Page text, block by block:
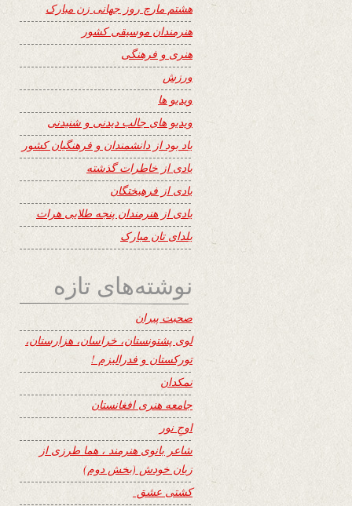
هشتم مارچ روز جهانی زن مبارک
هنرمندان موسیقی کشور
هنری و فرهنگی
ورزش
ویدیو ها
ویدیو های جالب دیدنی و شنیدنی
یاد بود از دانشمندان و فرهنگیان کشور
یادی از خاطرات گذشته
یادی از فرهیختگان
یادی از هنرمندان پنجه طلایی هرات
یلدای تان مبارک
نوشته‌های تازه
صحبت پیران
لوی پشتونستان، خراسان، هزارستان،
تورکستان و فدرالیزم !
نمکدان
جامعه هنری افغانستان
اوجِ نور
شاعر بانوی هنرمند ، هما طرزی از
زبان خودش (بخش دوم)
کشتی عشق